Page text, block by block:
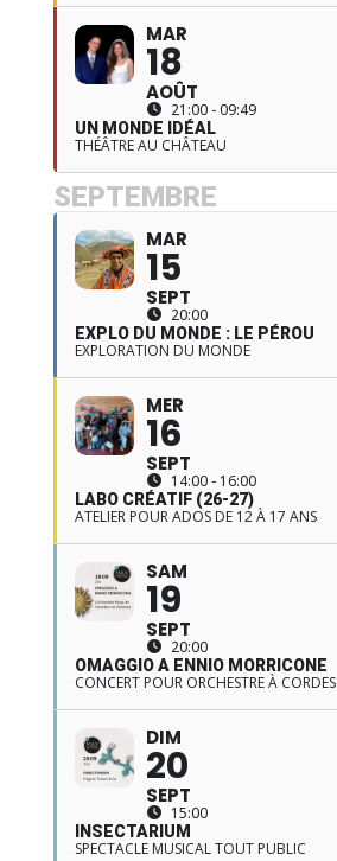
MAR
18
AOÛT
21:00 - 09:49
UN MONDE IDÉAL
THÉÂTRE AU CHÂTEAU
SEPTEMBRE
MAR
15
SEPT
20:00
EXPLO DU MONDE : LE PÉROU
EXPLORATION DU MONDE
MER
16
SEPT
14:00 - 16:00
LABO CRÉATIF (26-27)
ATELIER POUR ADOS DE 12 À 17 ANS
SAM
19
SEPT
20:00
OMAGGIO A ENNIO MORRICONE
CONCERT POUR ORCHESTRE À CORDES
DIM
20
SEPT
15:00
INSECTARIUM
SPECTACLE MUSICAL TOUT PUBLIC